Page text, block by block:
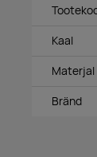
Kaal
Materjal
Bränd